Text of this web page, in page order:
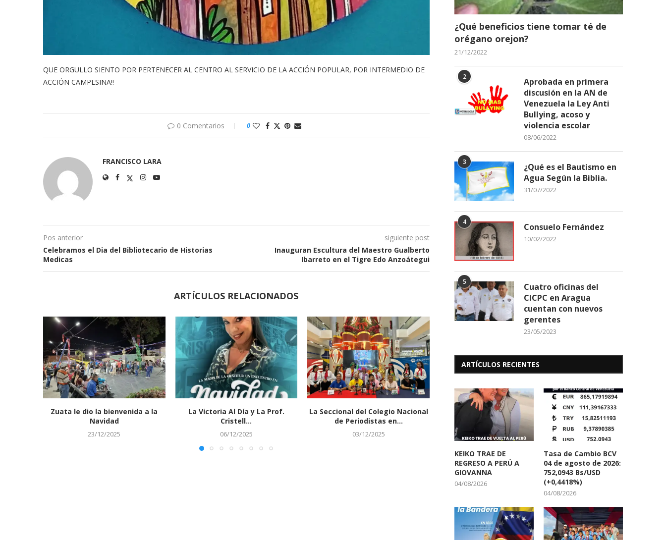
QUE ORGULLO SIENTO POR PERTENECER AL CENTRO AL SERVICIO DE LA ACCIÓN POPULAR, POR INTERMEDIO DE
ACCIÓN CAMPESINA!!
0 Comentarios 0
FRANCISCO LARA
Pos anterior
Celebramos el Dia del Bibliotecario de Historias
Medicas
siguiente post
Inauguran Escultura del Maestro Gualberto
Ibarreto en el Tigre Edo Anzoátegui
ARTÍCULOS RELACIONADOS
Zuata le dio la bienvenida a la
Navidad
23/12/2025
La Victoria Al Día y La Prof.
Cristell...
06/12/2025
La Seccional del Colegio Nacional
de Periodistas en...
03/12/2025
Vecinos de La Mora 2 Denuncian
Contaminación Ambiental
07/11/2025
Fundación Niños
Victoria y sus...
¿Qué beneficios tiene tomar té de
orégano orejon?
21/12/2022
2
Aprobada en primera
discusión en la AN de
Venezuela la Ley Anti
Bullying, acoso y
violencia escolar
08/06/2022
3
¿Qué es el Bautismo en
Agua Según la Biblia.
31/07/2022
4 Consuelo Fernández
10/02/2022
5
Cuatro oficinas del
CICPC en Aragua
cuentan con nuevos
gerentes
23/05/2023
ARTÍCULOS RECIENTES
KEIKO TRAE DE
REGRESO A PERÚ A
GIOVANNA
04/08/2026
Tasa de Cambio BCV
04 de agosto de 2026:
752,0943 Bs/USD
(+0,4418%)
04/08/2026